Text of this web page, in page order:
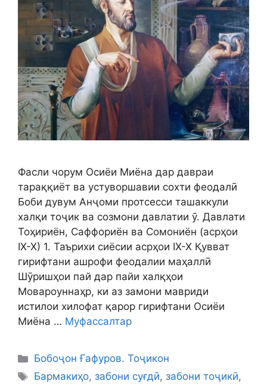
Фасли чорум Осиёи Миёна дар давраи
тараққиёт ва устуворшавии сохти феодалӣ
Боби дувум Анҷоми протсесси ташаккули
халқи тоҷик ва созмони давлатии ӯ. Давлати
Тоҳириён, Саффориён ва Сомониён (асрҳои
IХ-Х) 1. Таърихи сиёсии асрҳои IХ-Х Қувват
гирифтани ашрофи феодалии маҳаллӣ
Шӯришҳои пай дар пайи халқҳои
Мовароуннаҳр, ки аз замони мавриди
истилои хилофат қарор гирифтани Осиёи
Миёна … Муфассалтар
Categories
Бобоҷон Ғафуров. Тоҷикон
Tags
Бармакиҳо, забони суғдӣ, забони тоҷикӣ,